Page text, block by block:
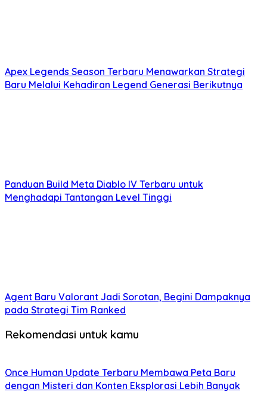
Apex Legends Season Terbaru Menawarkan Strategi
Baru Melalui Kehadiran Legend Generasi Berikutnya
Panduan Build Meta Diablo IV Terbaru untuk
Menghadapi Tantangan Level Tinggi
Agent Baru Valorant Jadi Sorotan, Begini Dampaknya
pada Strategi Tim Ranked
Rekomendasi untuk kamu
Once Human Update Terbaru Membawa Peta Baru
dengan Misteri dan Konten Eksplorasi Lebih Banyak